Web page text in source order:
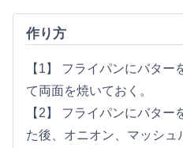
作り方
【1】 フライパンにバタ
て両面を焼いておく。
【2】 フライパンにバタ
た後、オニオン、マッシュ